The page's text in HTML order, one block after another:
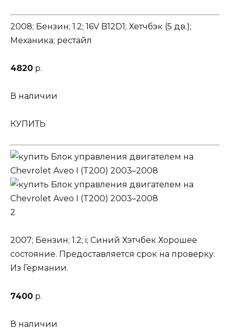
2008; Бензин; 1.2; 16V B12D1; Хетчбэк (5 дв.);
Механика; рестайл
4820 р.
В наличии
КУПИТЬ
2
2007; Бензин; 1.2; i; Синий Хэтчбек Хорошее
состояние. Предоставляется срок на проверку.
Из Германии.
7400 р.
В наличии